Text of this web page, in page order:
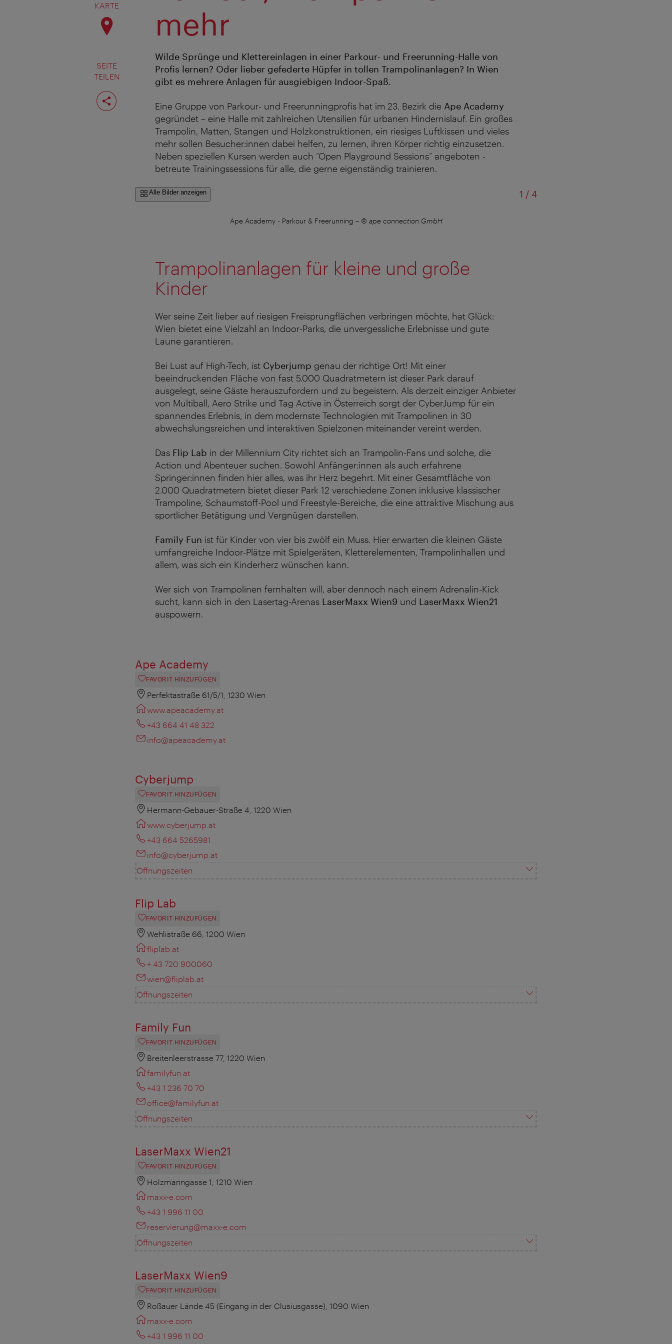
KARTE
SEITE
TEILEN
Seite
teilen
mehr
Wilde Sprünge und Klettereinlagen in einer Parkour- und Freerunning-Halle von
Profis lernen? Oder lieber gefederte Hüpfer in tollen Trampolinanlagen? In Wien
gibt es mehrere Anlagen für ausgiebigen Indoor-Spaß.
Eine Gruppe von Parkour- und Freerunningprofis hat im 23. Bezirk die Ape Academy
gegründet – eine Halle mit zahlreichen Utensilien für urbanen Hindernislauf. Ein großes
Trampolin, Matten, Stangen und Holzkonstruktionen, ein riesiges Luftkissen und vieles
mehr sollen Besucher:innen dabei helfen, zu lernen, ihren Körper richtig einzusetzen.
Neben speziellen Kursen werden auch “Open Playground Sessions” angeboten -
betreute Trainingssessions für alle, die gerne eigenständig trainieren.
Alle Bilder anzeigen 1 /von
4
Ape Academy - Parkour & Freerunning – © ape connection GmbH
Trampolinanlagen für kleine und große
Kinder
Wer seine Zeit lieber auf riesigen Freisprungflächen verbringen möchte, hat Glück:
Wien bietet eine Vielzahl an Indoor-Parks, die unvergessliche Erlebnisse und gute
Laune garantieren.
Bei Lust auf High-Tech, ist Cyberjump genau der richtige Ort! Mit einer
beeindruckenden Fläche von fast 5.000 Quadratmetern ist dieser Park darauf
ausgelegt, seine Gäste herauszufordern und zu begeistern. Als derzeit einziger Anbieter
von Multiball, Aero Strike und Tag Active in Österreich sorgt der CyberJump für ein
spannendes Erlebnis, in dem modernste Technologien mit Trampolinen in 30
abwechslungsreichen und interaktiven Spielzonen miteinander vereint werden.
Das Flip Lab in der Millennium City richtet sich an Trampolin-Fans und solche, die
Action und Abenteuer suchen. Sowohl Anfänger:innen als auch erfahrene
Springer:innen finden hier alles, was ihr Herz begehrt. Mit einer Gesamtfläche von
2.000 Quadratmetern bietet dieser Park 12 verschiedene Zonen inklusive klassischer
Trampoline, Schaumstoff-Pool und Freestyle-Bereiche, die eine attraktive Mischung aus
sportlicher Betätigung und Vergnügen darstellen.
Family Fun ist für Kinder von vier bis zwölf ein Muss. Hier erwarten die kleinen Gäste
umfangreiche Indoor-Plätze mit Spielgeräten, Kletterelementen, Trampolinhallen und
allem, was sich ein Kinderherz wünschen kann.
Wer sich von Trampolinen fernhalten will, aber dennoch nach einem Adrenalin-Kick
sucht, kann sich in den Lasertag-Arenas LaserMaxx Wien9 und LaserMaxx Wien21
auspowern.
Ape Academy
FAVORIT HINZUFÜGEN
Perfektastraße 61/5/1, 1230 Wien
www.apeacademy.at
+43 664 41 48 322
info@apeacademy.at
Cyberjump
FAVORIT HINZUFÜGEN
Hermann-Gebauer-Straße 4, 1220 Wien
www.cyberjump.at
+43 664 5265981
info@cyberjump.at
Öffnungszeiten
Flip Lab
FAVORIT HINZUFÜGEN
Wehlistraße 66, 1200 Wien
fliplab.at
+ 43 720 900060
wien@fliplab.at
Öffnungszeiten
Family Fun
FAVORIT HINZUFÜGEN
Breitenleerstrasse 77, 1220 Wien
familyfun.at
+43 1 236 70 70
office@familyfun.at
Öffnungszeiten
LaserMaxx Wien21
FAVORIT HINZUFÜGEN
Holzmanngasse 1, 1210 Wien
maxx-e.com
+43 1 996 11 00
reservierung@maxx-e.com
Öffnungszeiten
LaserMaxx Wien9
FAVORIT HINZUFÜGEN
Roßauer Lände 45 (Eingang in der Clusiusgasse), 1090 Wien
maxx-e.com
+43 1 996 11 00